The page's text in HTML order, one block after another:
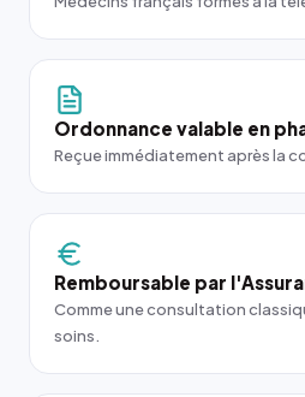
Ordonnance valable en
Reçue immédiatement après la
Remboursable par
Comme une consultation
soins.